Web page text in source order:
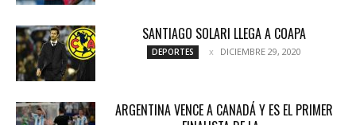
SANTIAGO SOLARI LLEGA A COAPA
DEPORTES DICIEMBRE 29, 2020
ARGENTINA VENCE A CANADÁ Y ES EL PRIMER